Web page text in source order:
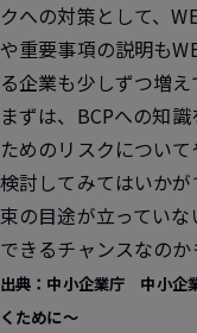
クへの対策として、
や重要事項の説明も
る企業も少しずつ増え
まずは、BCPへの知
ためのリスクについ
検討してみてはいか
束の目途が立ってい
できるチャンスなのか
出典：中小企業庁 中小企
くために～